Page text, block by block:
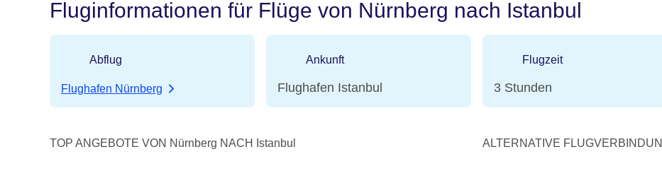
Fluginformationen für Flüge von Nürnberg nach Istanbul
Abflug
Flughafen Nürnberg
Ankunft
Flughafen Istanbul
Flugzeit
3 Stunden
TOP ANGEBOTE VON Nürnberg NACH Istanbul ALTERNATIVE